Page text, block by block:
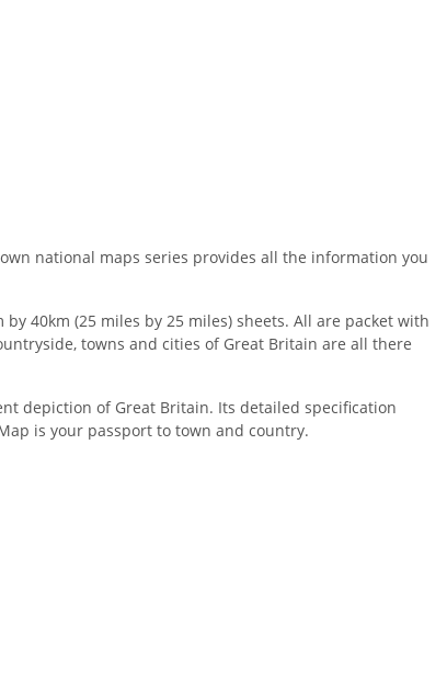
national maps series provides all the information you
40km (25 miles by 25 miles) sheets. All are packet with
towns and cities of Great Britain are all there
depiction of Great Britain. Its detailed specification
is your passport to town and country.